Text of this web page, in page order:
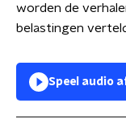
worden de
belastingen
Speel audio